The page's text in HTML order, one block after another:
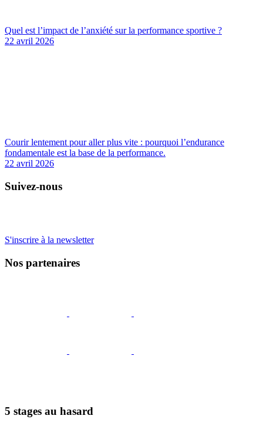
Quel est l’impact de l’anxiété sur la performance sportive ?
22 avril 2026
Courir lentement pour aller plus vite : pourquoi l’endurance
fondamentale est la base de la performance.
22 avril 2026
Suivez-nous
S'inscrire à la newsletter
Nos partenaires
5 stages au hasard